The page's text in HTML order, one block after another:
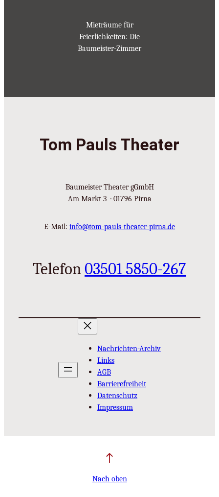
Mieträume für
Feierlichkeiten: Die
Baumeister-Zimmer
Tom Pauls Theater
Baumeister Theater gGmbH
Am Markt 3 · 01796 Pirna
E-Mail: info@tom-pauls-theater-pirna.de
Telefon03501 5850-267
Nachrichten-Archiv
Links
AGB
Barrierefreiheit
Datenschutz
Impressum
Nach oben